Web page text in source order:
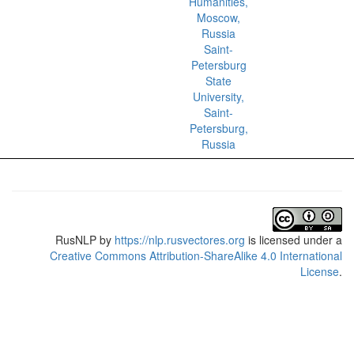
Moscow,
Russia
Saint-
Petersburg
State
University,
Saint-
Petersburg,
Russia
RusNLP by https://nlp.rusvectores.org is licensed under a
Creative Commons Attribution-ShareAlike 4.0 International
License.